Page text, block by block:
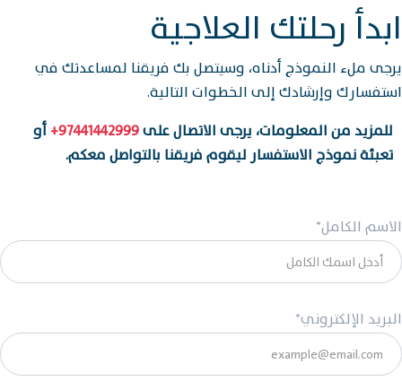
ابدأ رحلتك العلاجية
يرجى ملء النموذج أدناه، وسيتصل بك فريقنا لمساعدتك في
استفسارك وإرشادك إلى الخطوات التالية.
للمزيد من المعلومات، يرجى الاتصال على97441442999+ أو
تعبئة نموذج الاستفسار ليقوم فريقنا بالتواصل معكم.
الاسم الكامل*
البريد الإلكتروني*